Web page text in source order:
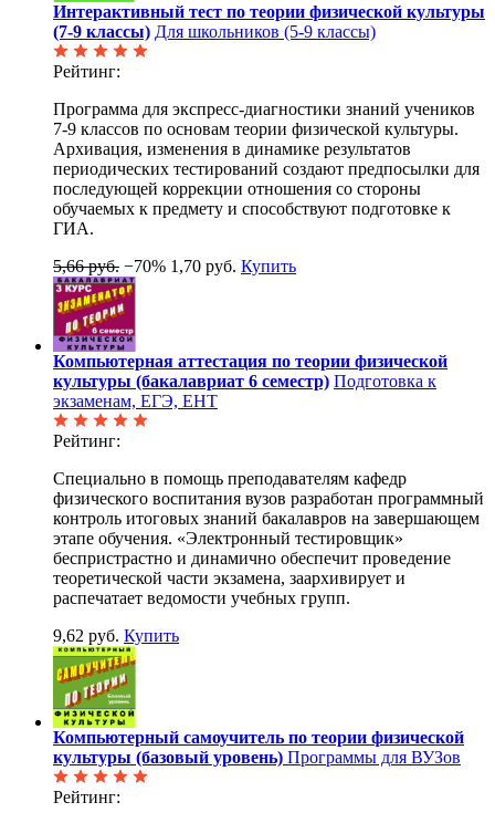
Интерактивный тест по теории физической культуры
(7-9 классы) Для школьников (5-9 классы)
Рейтинг:
Программа для экспресс-диагностики знаний учеников
7-9 классов по основам теории физической культуры.
Архивация, изменения в динамике результатов
периодических тестирований создают предпосылки для
последующей коррекции отношения со стороны
обучаемых к предмету и способствуют подготовке к
ГИА.
5,66 руб. −70% 1,70 руб. Купить
Компьютерная аттестация по теории физической
культуры (бакалавриат 6 семестр) Подготовка к
экзаменам, ЕГЭ, ЕНТ
Рейтинг:
Специально в помощь преподавателям кафедр
физического воспитания вузов разработан программный
контроль итоговых знаний бакалавров на завершающем
этапе обучения. «Электронный тестировщик»
беспристрастно и динамично обеспечит проведение
теоретической части экзамена, заархивирует и
распечатает ведомости учебных групп.
9,62 руб. Купить
Компьютерный самоучитель по теории физической
культуры (базовый уровень) Программы для ВУЗов
Рейтинг: